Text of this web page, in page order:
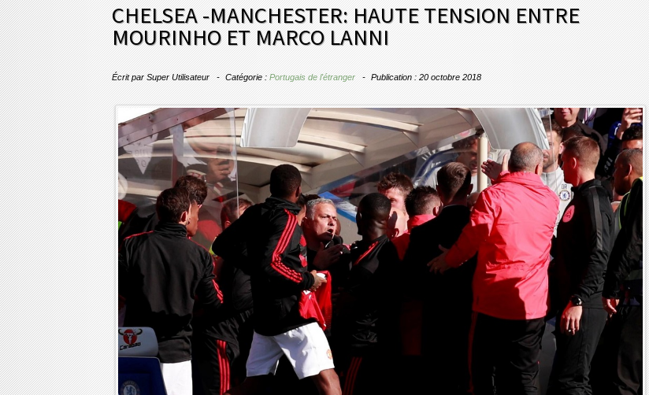
CHELSEA -MANCHESTER: HAUTE TENSION ENTRE
MOURINHO ET MARCO LANNI
Écrit par Super Utilisateur Catégorie : Portugais de l'étranger Publication : 20 octobre 2018